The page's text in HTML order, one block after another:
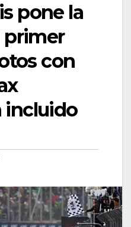
pone la
primer
con
incluido